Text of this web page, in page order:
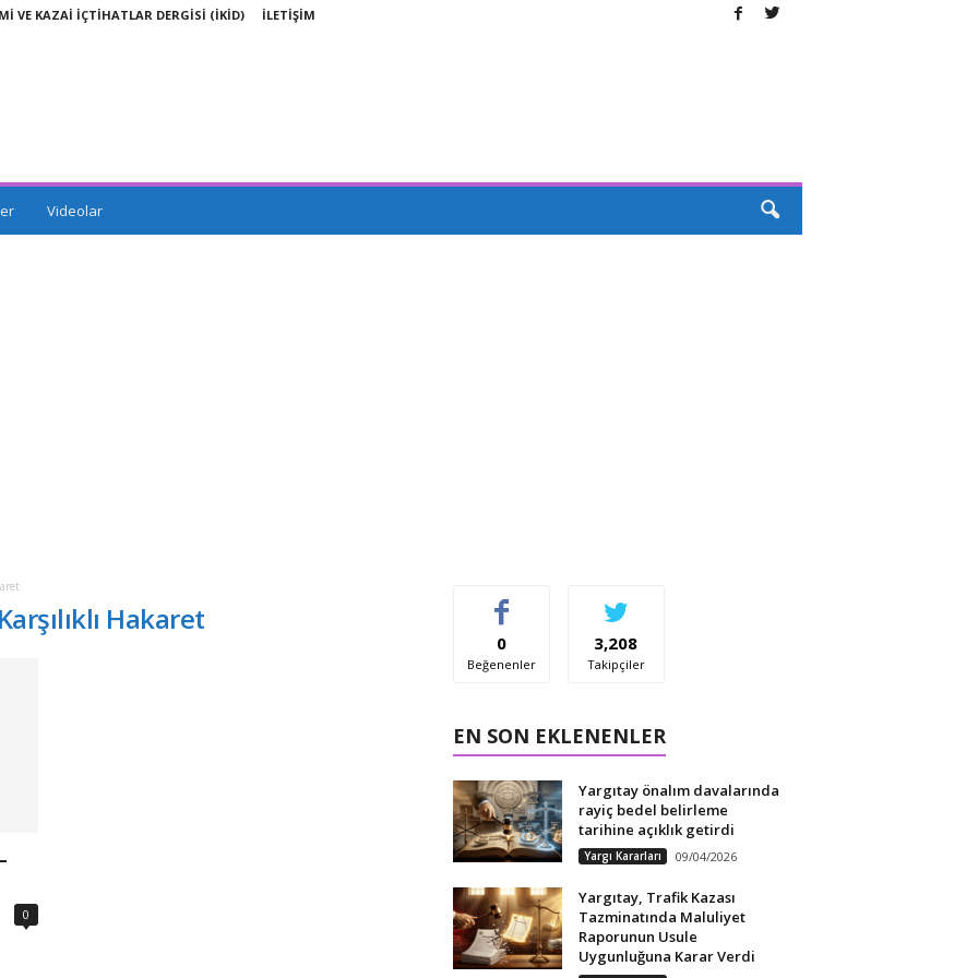
VE KAZAİ İÇTİHATLAR DERGİSİ (İKİD) İLETİŞİM
Videolar
Hakaret
0
0
Beğenenler
3,208
Takipçiler
EN SON EKLENENLER
Yargıtay önalım davalarında
rayiç bedel belirleme
tarihine açıklık getirdi
Yargı Kararları 09/04/2026
Yargıtay, Trafik Kazası
Tazminatında Maluliyet
Raporunun Usule
Uygunluğuna Karar Verdi